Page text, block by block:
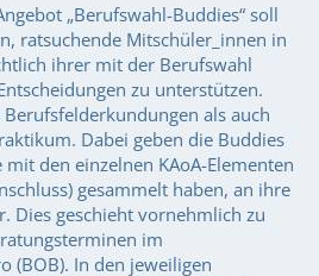
„Berufswahl-Buddies“ soll
ratsuchende Mitschüler_innen in
ihrer mit der Berufswahl
zu unterstützen.
als auch
Dabei geben die Buddies
den einzelnen KAoA-Elementen
gesammelt haben, an ihre
Dies geschieht vornehmlich zu
im
(BOB). In den jeweiligen